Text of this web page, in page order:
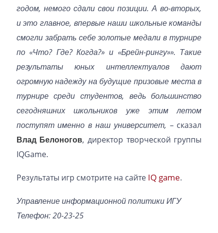
годом, немого сдали свои позиции. А во-вторых,
и это главное, впервые наши школьные команды
смогли забрать себе золотые медали в турнире
по «Что? Где? Когда?» и «Брейн-рингу»». Такие
результаты юных интеллектуалов дают
огромную надежду на будущие призовые места в
турнире среди студентов, ведь большинство
сегодняшних школьников уже этим летом
поступят именно в наш университет, – сказал
Влад Белоногов, директор творческой группы
IQGame.
Результаты игр смотрите на сайте IQ game.
Управление информационной политики ИГУ
Телефон: 20-23-25